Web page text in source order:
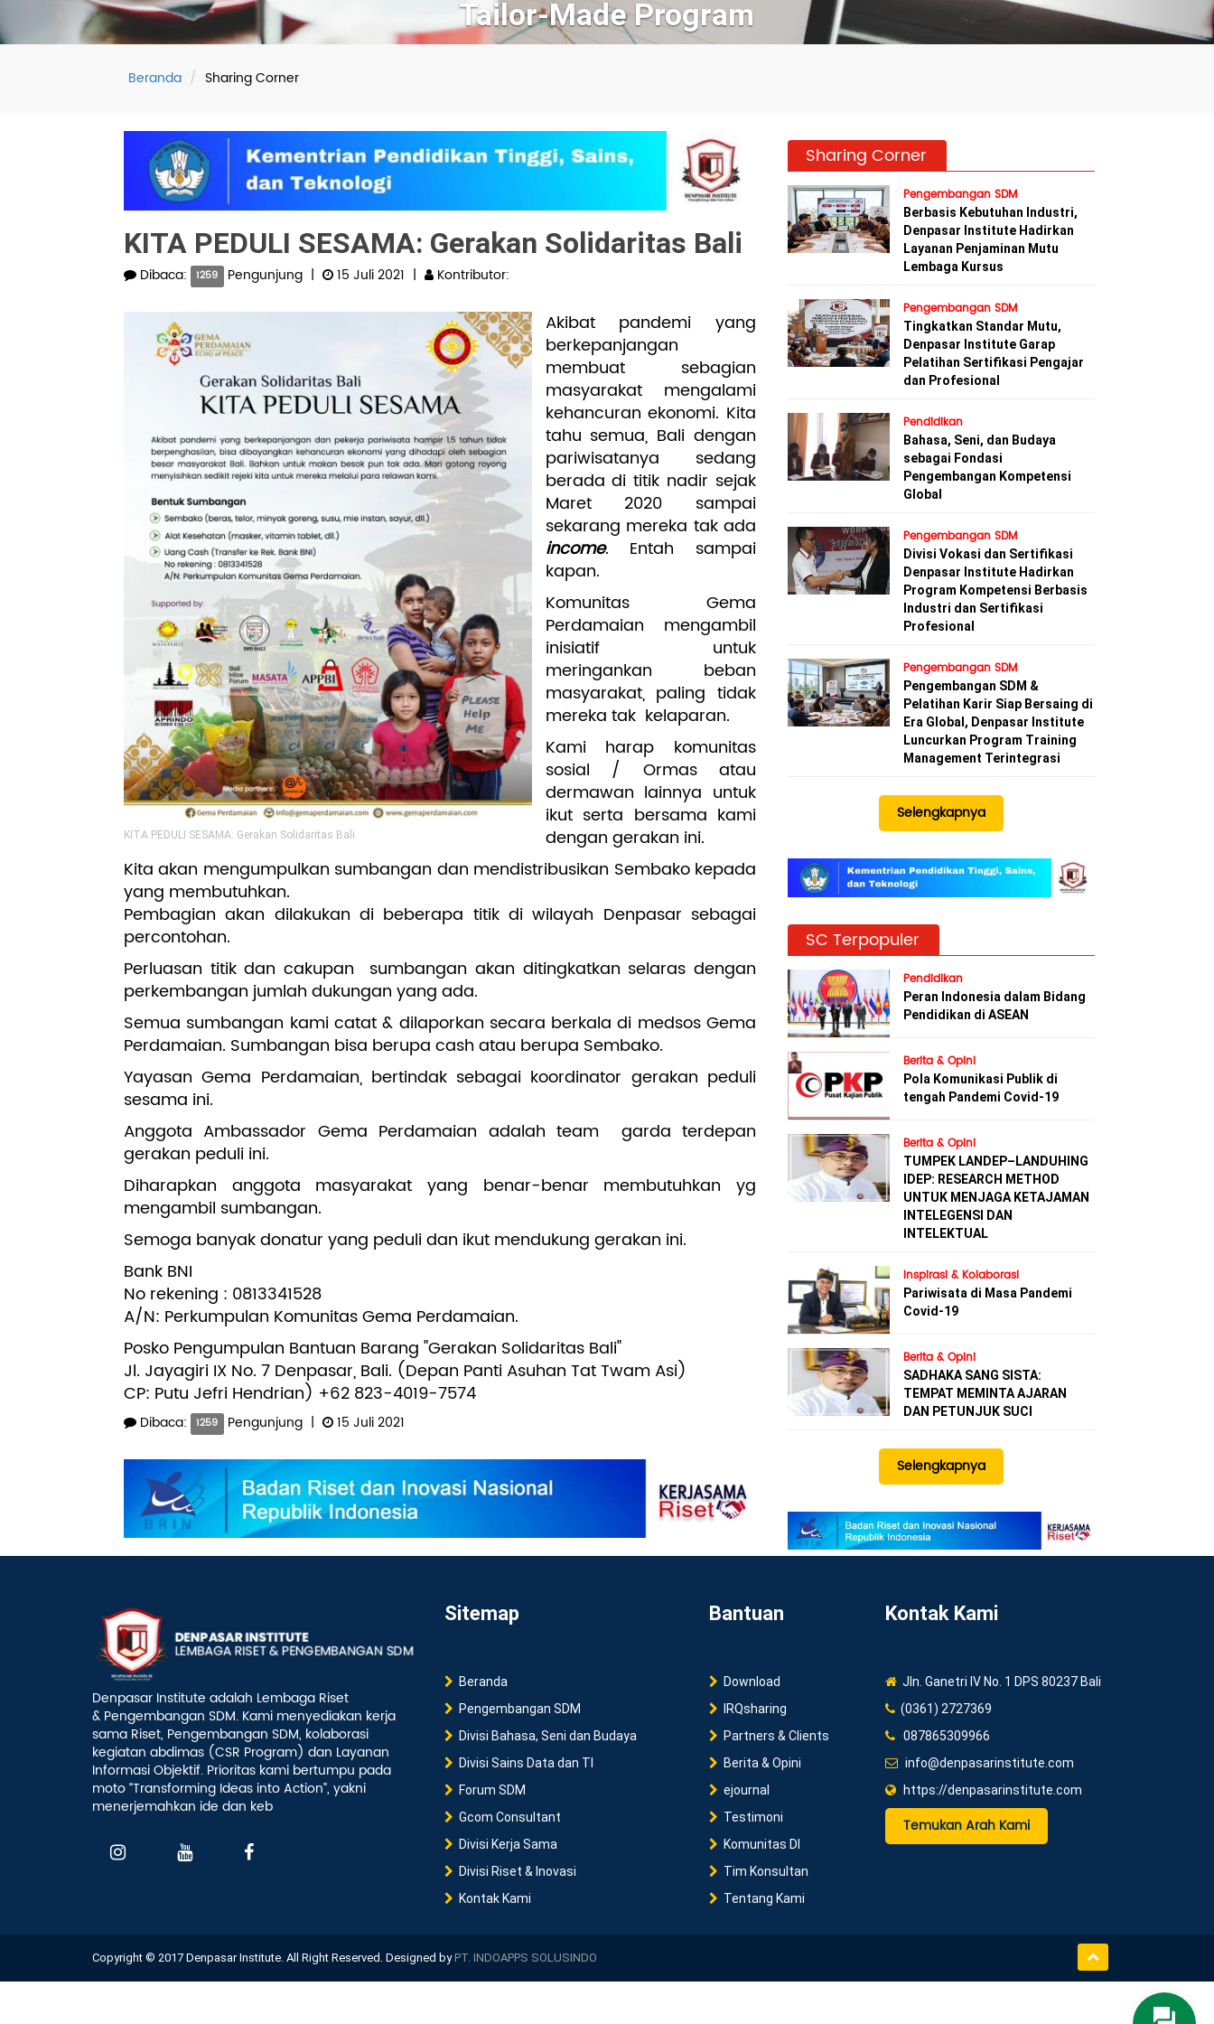
Tailor-Made Program
Beranda Sharing Corner
KITA PEDULI SESAMA: Gerakan Solidaritas Bali
Dibaca: 1259 Pengunjung | 15 Juli 2021 | Kontributor:
KITA PEDULI SESAMA: Gerakan Solidaritas Bali
Akibat pandemi yang
berkepanjangan
membuat sebagian
masyarakat mengalami
kehancuran ekonomi. Kita
tahu semua, Bali dengan
pariwisatanya sedang
berada di titik nadir sejak
Maret 2020 sampai
sekarang mereka tak ada
income. Entah sampai
kapan.
Komunitas Gema
Perdamaian mengambil
inisiatif untuk
meringankan beban
masyarakat, paling tidak
mereka tak kelaparan.
Kami harap komunitas
sosial / Ormas atau
dermawan lainnya untuk
ikut serta bersama kami
dengan gerakan ini.
Kita akan mengumpulkan sumbangan dan mendistribusikan Sembako kepada
yang membutuhkan.
Pembagian akan dilakukan di beberapa titik di wilayah Denpasar sebagai
percontohan.
Perluasan titik dan cakupan sumbangan akan ditingkatkan selaras dengan
perkembangan jumlah dukungan yang ada.
Semua sumbangan kami catat & dilaporkan secara berkala di medsos Gema
Perdamaian. Sumbangan bisa berupa cash atau berupa Sembako.
Yayasan Gema Perdamaian, bertindak sebagai koordinator gerakan peduli
sesama ini.
Anggota Ambassador Gema Perdamaian adalah team garda terdepan
gerakan peduli ini.
Diharapkan anggota masyarakat yang benar-benar membutuhkan yg
mengambil sumbangan.
Semoga banyak donatur yang peduli dan ikut mendukung gerakan ini.
Bank BNI
No rekening : 0813341528
A/N: Perkumpulan Komunitas Gema Perdamaian.
Posko Pengumpulan Bantuan Barang "Gerakan Solidaritas Bali"
Jl. Jayagiri IX No. 7 Denpasar, Bali. (Depan Panti Asuhan Tat Twam Asi)
CP: Putu Jefri Hendrian) +62 823-4019-7574
Dibaca: 1259 Pengunjung | 15 Juli 2021
Sharing Corner
Pengembangan SDM
Berbasis Kebutuhan Industri,
Denpasar Institute Hadirkan
Layanan Penjaminan Mutu
Lembaga Kursus
Pengembangan SDM
Tingkatkan Standar Mutu,
Denpasar Institute Garap
Pelatihan Sertifikasi Pengajar
dan Profesional
Pendidikan
Bahasa, Seni, dan Budaya
sebagai Fondasi
Pengembangan Kompetensi
Global
Pengembangan SDM
Divisi Vokasi dan Sertifikasi
Denpasar Institute Hadirkan
Program Kompetensi Berbasis
Industri dan Sertifikasi
Profesional
Pengembangan SDM
Pengembangan SDM &
Pelatihan Karir Siap Bersaing di
Era Global, Denpasar Institute
Luncurkan Program Training
Management Terintegrasi
Selengkapnya
SC Terpopuler
Pendidikan
Peran Indonesia dalam Bidang
Pendidikan di ASEAN
Berita & Opini
Pola Komunikasi Publik di
tengah Pandemi Covid-19
Berita & Opini
TUMPEK LANDEP–LANDUHING
IDEP: RESEARCH METHOD
UNTUK MENJAGA KETAJAMAN
INTELEGENSI DAN
INTELEKTUAL
Inspirasi & Kolaborasi
Pariwisata di Masa Pandemi
Covid-19
Berita & Opini
SADHAKA SANG SISTA:
TEMPAT MEMINTA AJARAN
DAN PETUNJUK SUCI
Selengkapnya
Denpasar Institute adalah Lembaga Riset
& Pengembangan SDM. Kami menyediakan kerja
sama Riset, Pengembangan SDM, kolaborasi
kegiatan abdimas (CSR Program) dan Layanan
Informasi Objektif. Prioritas kami bertumpu pada
moto “Transforming Ideas into Action”, yakni
menerjemahkan ide dan keb
Sitemap
Beranda
Pengembangan SDM
Divisi Bahasa, Seni dan Budaya
Divisi Sains Data dan TI
Forum SDM
Gcom Consultant
Divisi Kerja Sama
Divisi Riset & Inovasi
Kontak Kami
Bantuan
Download
IRQsharing
Partners & Clients
Berita & Opini
ejournal
Testimoni
Komunitas DI
Tim Konsultan
Tentang Kami
Kontak Kami
Jln. Ganetri IV No. 1 DPS 80237 Bali
(0361) 2727369
087865309966
info@denpasarinstitute.com
https://denpasarinstitute.com
Temukan Arah Kami
Copyright © 2017 Denpasar Institute. All Right Reserved. Designed byPT. INDOAPPS SOLUSINDO